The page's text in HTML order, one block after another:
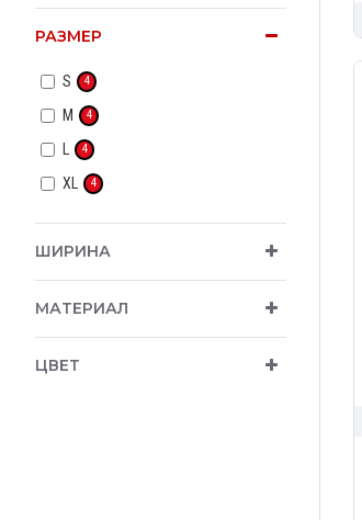
ШИРИНА
ЦВЕТ
МАТЕРИАЛ
РАЗМЕР
S 4
M 4
4
XL 4